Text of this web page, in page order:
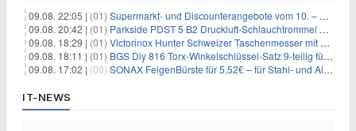
09.08. 22:05 | (01) Supermarkt- und Discounterangebote vom 10. – 15.08.2026
09.08. 20:42 | (01) Parkside PDST 5 B2 Druckluft-Schlauchtrommel mit 10 m Schlauch für 25,94€
09.08. 18:29 | (01) Victorinox Hunter Schweizer Taschenmesser mit 12 Funktionen für 43,99€
09.08. 18:11 | (01) BGS Diy 816 Torx-Winkelschlüssel-Satz 9-teilig für 6,45€
09.08. 17:02 | (00) SONAX FelgenBürste für 5,52€ – für Stahl- und Alufelgen
IT-NEWS